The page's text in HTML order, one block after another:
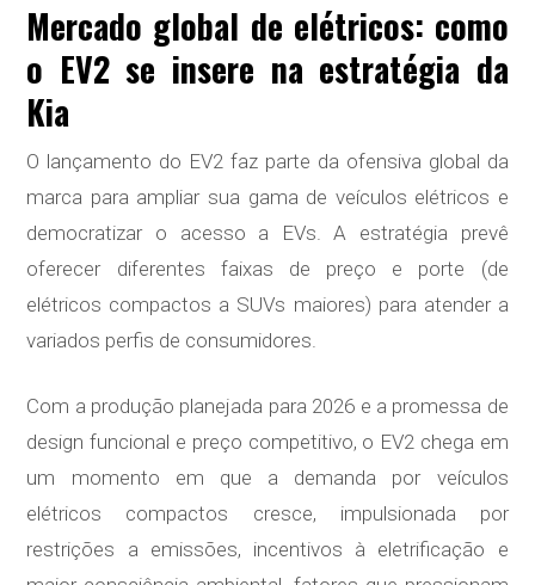
Mercado global de elétricos: como
o EV2 se insere na estratégia da
Kia
O lançamento do EV2 faz parte da ofensiva global da
marca para ampliar sua gama de veículos elétricos e
democratizar o acesso a EVs. A estratégia prevê
oferecer diferentes faixas de preço e porte (de
elétricos compactos a SUVs maiores) para atender a
variados perfis de consumidores.
Com a produção planejada para 2026 e a promessa de
design funcional e preço competitivo, o EV2 chega em
um momento em que a demanda por veículos
elétricos compactos cresce, impulsionada por
restrições a emissões, incentivos à eletrificação e